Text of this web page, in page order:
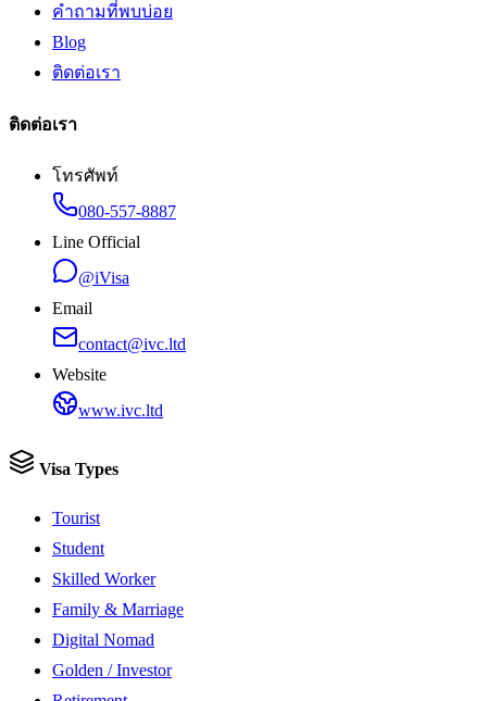
คำถามที่พบบ่อย
Blog
ติดต่อเรา
ติดต่อเรา
โทรศัพท์
080-557-8887
Line Official
@iVisa
Email
contact@ivc.ltd
Website
www.ivc.ltd
Visa Types
Tourist
Student
Skilled Worker
Family & Marriage
Digital Nomad
Golden / Investor